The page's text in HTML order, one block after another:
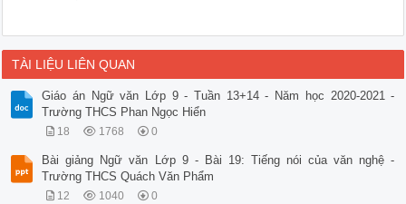
TÀI LIỆU LIÊN QUAN
Giáo án Ngữ văn Lớp 9 - Tuần 13+14 - Năm học 2020-2021 -
Trường THCS Phan Ngọc Hiển
18 1768 0
Bài giảng Ngữ văn Lớp 9 - Bài 19: Tiếng nói của văn nghệ -
Trường THCS Quách Văn Phẩm
12 1040 0